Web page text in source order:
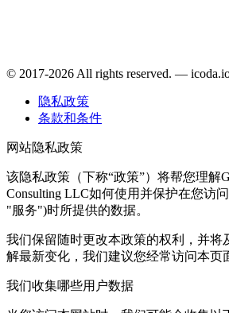
© 2017-2026 All rights reserved. —
隐私政策
条款和条件
网站隐私政策
该隐私政策（下称“政策”）将帮您理解
Consulting LLC如何使用并保护在您访
"服务")时所提供的数据。
我们保留随时更改本政策的权利，并将
解最新变化，我们建议您经常访问本页
我们收集哪些用户数据